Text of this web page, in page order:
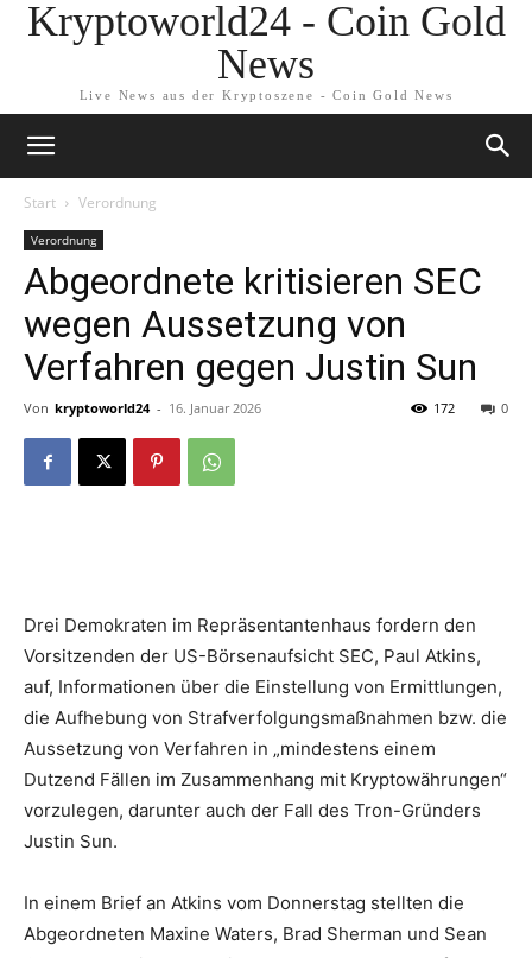
Kryptoworld24 - Coin Gold
News
Live News aus der Kryptoszene - Coin Gold News
Start Verordnung
Verordnung
Abgeordnete kritisieren SEC
wegen Aussetzung von
Verfahren gegen Justin Sun
Von kryptoworld24 - 16. Januar 2026 0
172
Drei Demokraten im Repräsentantenhaus fordern den
Vorsitzenden der US-Börsenaufsicht SEC, Paul Atkins,
auf, Informationen über die Einstellung von Ermittlungen,
die Aufhebung von Strafverfolgungsmaßnahmen bzw. die
Aussetzung von Verfahren in „mindestens einem
Dutzend Fällen im Zusammenhang mit Kryptowährungen“
vorzulegen, darunter auch der Fall des Tron-Gründers
Justin Sun.
In einem Brief an Atkins vom Donnerstag stellten die
Abgeordneten Maxine Waters, Brad Sherman und Sean